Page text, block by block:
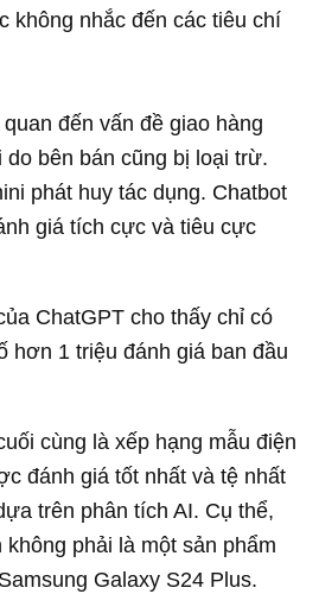
không nhắc đến các tiêu chí
đến vấn đề giao hàng
do bên bán cũng bị loại trừ.
phát huy tác dụng. Chatbot
giá tích cực và tiêu cực
ChatGPT cho thấy chỉ có
hơn 1 triệu đánh giá ban đầu
cùng là xếp hạng mẫu điện
đánh giá tốt nhất và tệ nhất
trên phân tích AI. Cụ thể,
phải là một sản phẩm
Galaxy S24 Plus.